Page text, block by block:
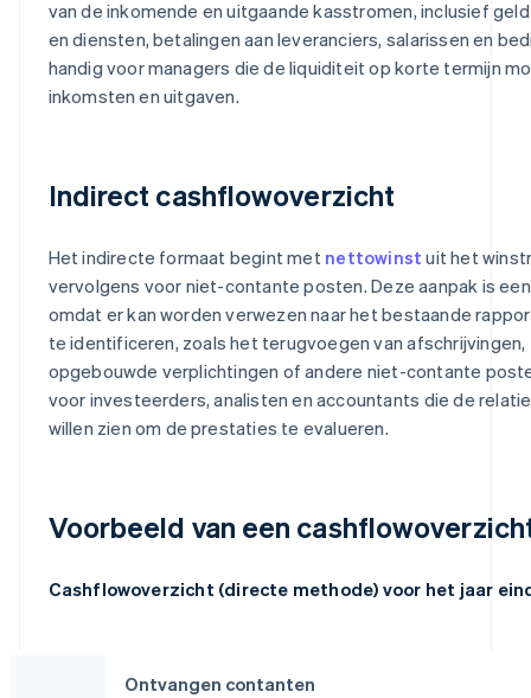
van de inkomende en uitgaande kasstromen, inclusief
en diensten, betalingen aan leveranciers, salarissen en
handig voor managers die de liquiditeit op korte termijn
inkomsten en uitgaven.
Indirect cashflowoverzicht
Het indirecte formaat begint met nettowinst uit het
vervolgens voor niet-contante posten. Deze aanpak is
omdat er kan worden verwezen naar het bestaande
te identificeren, zoals het terugvoegen van afschrijvingen,
opgebouwde verplichtingen of andere niet-contante
voor investeerders, analisten en accountants die de
willen zien om de prestaties te evalueren.
Voorbeeld van een
Cashflowoverzicht (directe methode) voor het jaar
Ontvangen contanten